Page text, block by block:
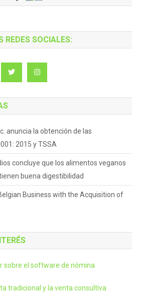
REDES SOCIALES:
anuncia la obtención de las
2015 y TSSA
concluye que los alimentos veganos
buena digestibilidad
Business with the Acquisition of
sobre el software de nómina
tradicional y la venta consultiva